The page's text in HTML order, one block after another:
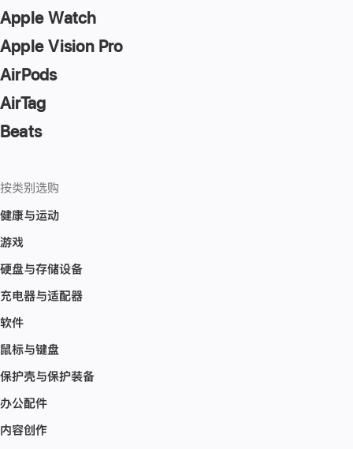
Apple Watch
Apple Vision Pro
AirPods
AirTag
Beats
按类别选购
健康与运动
游戏
硬盘与存储设备
充电器与适配器
软件
鼠标与键盘
保护壳与保护装备
办公配件
内容创作